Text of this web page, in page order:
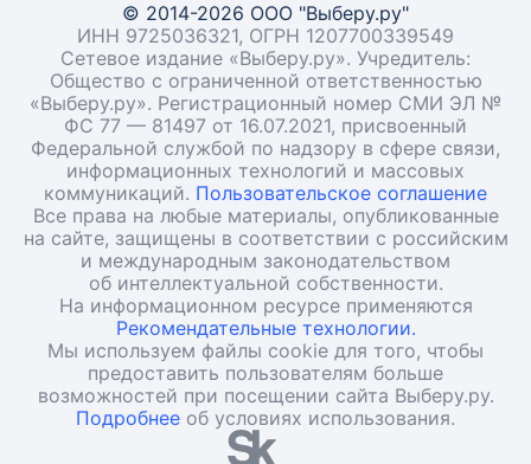
© 2014-2026 ООО "Выберу.ру"
ИНН 9725036321, ОГРН 1207700339549
Сетевое издание «Выберу.ру». Учредитель:
Общество с ограниченной ответственностью
«Выберу.ру». Регистрационный номер СМИ ЭЛ №
ФС 77 — 81497 от 16.07.2021, присвоенный
Федеральной службой по надзору в сфере связи,
информационных технологий и массовых
коммуникаций. Пользовательское соглашение
Все права на любые материалы, опубликованные
на сайте, защищены в соответствии с российским
и международным законодательством
об интеллектуальной собственности.
На информационном ресурсе применяются
Рекомендательные технологии.
Мы используем файлы cookie для того, чтобы
предоставить пользователям больше
возможностей при посещении сайта Выберу.ру.
Подробнее об условиях использования.